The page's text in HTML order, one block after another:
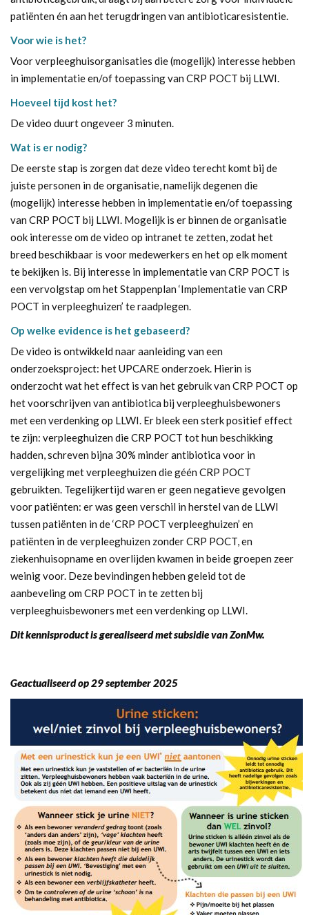
patiënten én aan het terugdringen van antibioticaresistentie.
Voor wie is het?
Voor verpleeghuisorganisaties die (mogelijk) interesse hebben
in implementatie en/of toepassing van CRP POCT bij LLWI.
Hoeveel tijd kost het?
De video duurt ongeveer 3 minuten.
Wat is er nodig?
De eerste stap is zorgen dat deze video terecht komt bij de
juiste personen in de organisatie, namelijk degenen die
(mogelijk) interesse hebben in implementatie en/of toepassing
van CRP POCT bij LLWI. Mogelijk is er binnen de organisatie
ook interesse om de video op intranet te zetten, zodat het
breed beschikbaar is voor medewerkers en het op elk moment
te bekijken is. Bij interesse in implementatie van CRP POCT is
een vervolgstap om hetStappenplan ‘Implementatie van CRP
POCT in verpleeghuizen’ te raadplegen.
Op welke evidence is het gebaseerd?
De video is ontwikkeld naar aanleiding van een
onderzoeksproject: het UPCARE onderzoek. Hierin is
onderzocht wat het effect is van het gebruik van CRP POCT op
het voorschrijven van antibiotica bij verpleeghuisbewoners
met een verdenking op LLWI. Er bleek een sterk positief effect
te zijn: verpleeghuizen die CRP POCT tot hun beschikking
hadden, schreven bijna 30% minder antibiotica voor in
vergelijking met verpleeghuizen die géén CRP POCT
gebruikten. Tegelijkertijd waren er geen negatieve gevolgen
voor patiënten: er was geen verschil in herstel van de LLWI
tussen patiënten in de ‘CRP POCT verpleeghuizen’ en
patiënten in de verpleeghuizen zonder CRP POCT, en
ziekenhuisopname en overlijden kwamen in beide groepen zeer
weinig voor. Deze bevindingen hebben geleid tot de
aanbeveling om CRP POCT in te zetten bij
verpleeghuisbewoners met een verdenking op LLWI.
Dit kennisproduct is gerealiseerd met subsidie van ZonMw.
Geactualiseerd op 29 september 2025